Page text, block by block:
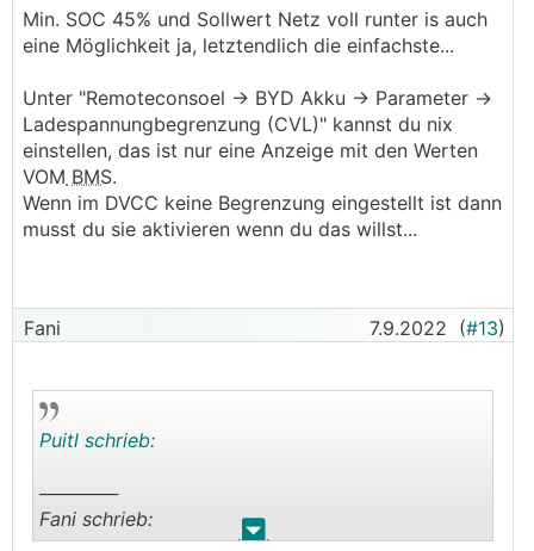
das idealste wäre für den Akku,
dh wenn ich 3.25V nehmen * 16 = 52V.
BYD Akku -> Parameter ->
Ladespannungbegrenzung (CVL) ein.
unter DVCC ist keine Begrezung eingestellt bei
mir.
im ESS habe ich nur den minSOC im Moment auf
10%
45% stellen
dann im BYD den CVL auf 52V stellen und
oder eben den SOC auf 45% stellen und den
Sollwert Netz auf -99999 stellen, damit alles bis
Min. SOC 45% und Sollwert Netz voll runter is auch
eine Möglichkeit ja, letztendlich die einfachste...
Unter "Remoteconsoel -> BYD Akku -> Parameter ->
Ladespannungbegrenzung (CVL)" kannst du nix
einstellen, das ist nur eine Anzeige mit den Werten
VOM BMS.
Wenn im DVCC keine Begrenzung eingestellt ist dann
musst du sie aktivieren wenn du das willst...
Fani 7.9.2022 (#13)
. .
Puitl schrieb:
──────
Fani schrieb: